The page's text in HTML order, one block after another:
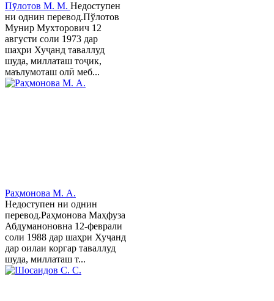
Пӯлотов М. М. Недоступен
ни однин перевод.Пўлотов
Мунир Мухторович 12
августи соли 1973 дар
шаҳри Хуҷанд таваллуд
шуда, миллаташ тоҷик,
маълумоташ олӣ меб...
Раҳмонова М. А.
Недоступен ни однин
перевод.Раҳмонова Маҳфуза
Абдуманоновна 12-феврали
соли 1988 дар шаҳри Хуҷанд
дар оилаи коргар таваллуд
шуда, миллаташ т...